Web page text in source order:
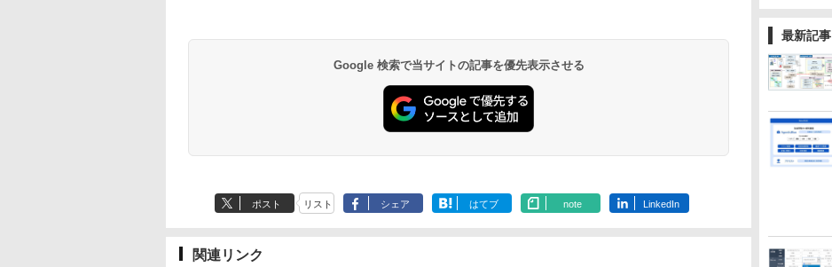
最新記事
Google 検索で当サイトの記事を優先表示させる
ポスト リスト シェア はてブ note LinkedIn
関連リンク